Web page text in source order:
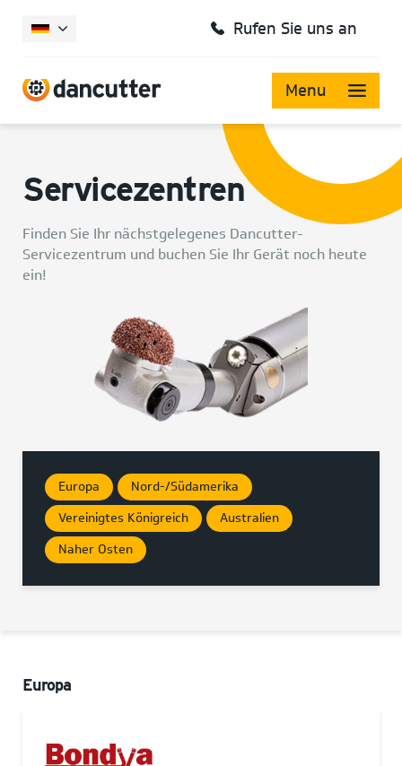
Rufen Sie uns an
Menu
Servicezentren
Finden Sie Ihr nächstgelegenes Dancutter-
Servicezentrum und buchen Sie Ihr Gerät noch heute
ein!
Europa
Nord-/Südamerika
Vereinigtes Königreich
Australien
Naher Osten
Europa